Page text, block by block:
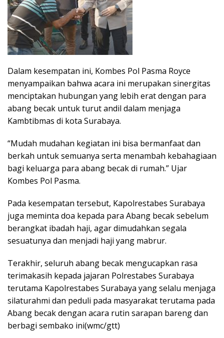
Dalam kesempatan ini, Kombes Pol Pasma Royce
menyampaikan bahwa acara ini merupakan sinergitas
menciptakan hubungan yang lebih erat dengan para
abang becak untuk turut andil dalam menjaga
Kambtibmas di kota Surabaya.
“Mudah mudahan kegiatan ini bisa bermanfaat dan
berkah untuk semuanya serta menambah kebahagiaan
bagi keluarga para abang becak di rumah.” Ujar
Kombes Pol Pasma.
Pada kesempatan tersebut, Kapolrestabes Surabaya
juga meminta doa kepada para Abang becak sebelum
berangkat ibadah haji, agar dimudahkan segala
sesuatunya dan menjadi haji yang mabrur.
Terakhir, seluruh abang becak mengucapkan rasa
terimakasih kepada jajaran Polrestabes Surabaya
terutama Kapolrestabes Surabaya yang selalu menjaga
silaturahmi dan peduli pada masyarakat terutama pada
Abang becak dengan acara rutin sarapan bareng dan
berbagi sembako ini(wmc/gtt)